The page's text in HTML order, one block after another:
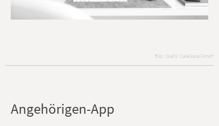
Bild / Grafik: CareSocial GmbH
Angehörigen-App